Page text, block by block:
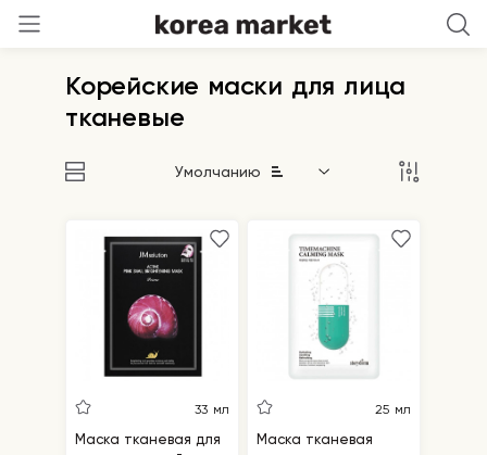
Корейские маски для лица
тканевые
Умолчанию
33 мл
Маска тканевая для
25 мл
Маска тканевая